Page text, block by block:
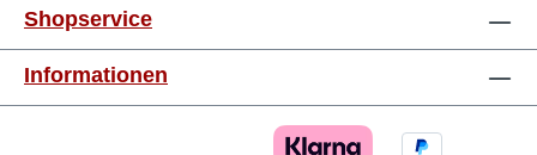
Shopservice
Informationen